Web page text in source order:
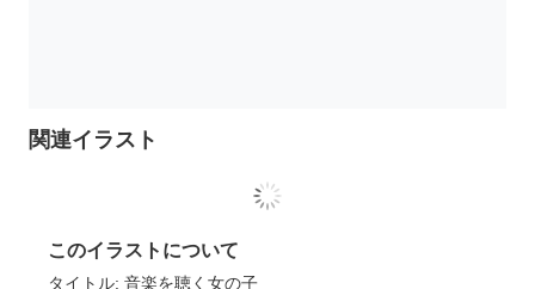
関連イラスト
このイラストについて
タイトル: 音楽を聴く女の子